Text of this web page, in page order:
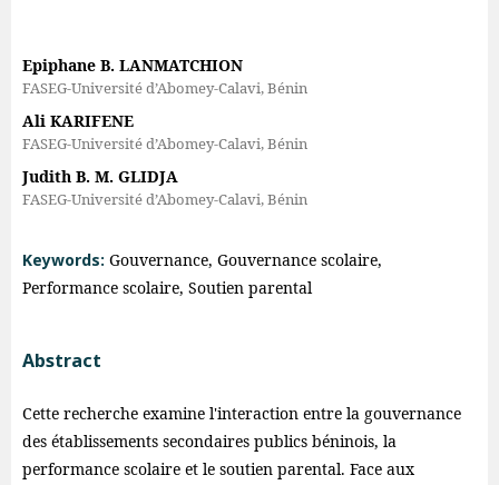
Epiphane B. LANMATCHION
FASEG-Université d’Abomey-Calavi, Bénin
Ali KARIFENE
FASEG-Université d’Abomey-Calavi, Bénin
Judith B. M. GLIDJA
FASEG-Université d’Abomey-Calavi, Bénin
Keywords: Gouvernance, Gouvernance scolaire,
Performance scolaire, Soutien parental
Abstract
Cette recherche examine l'interaction entre la gouvernance
des établissements secondaires publics béninois, la
performance scolaire et le soutien parental. Face aux